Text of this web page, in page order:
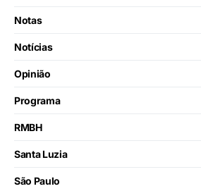
Notas
Notícias
Opinião
Programa
RMBH
Santa Luzia
São Paulo